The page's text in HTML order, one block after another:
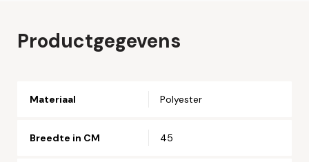
Productgegevens
Materiaal Polyester
Breedte in CM 45